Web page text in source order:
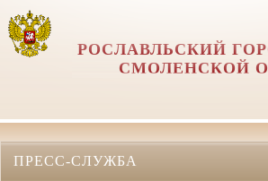
РОСЛАВЛЬСКИЙ
СМОЛЕНСКОЙ
ПРЕСС-СЛУЖБА